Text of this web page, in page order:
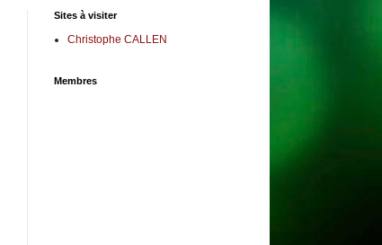
Sites à visiter
Christophe CALLEN
Membres